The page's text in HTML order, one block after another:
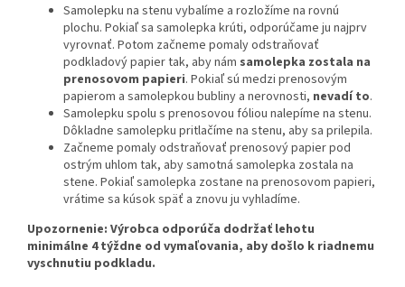
Samolepku na stenu vybalíme a rozložíme na rovnú
plochu. Pokiaľ sa samolepka krúti, odporúčame ju najprv
vyrovnať. Potom začneme pomaly odstraňovať
podkladový papier tak, aby nám samolepka zostala na
prenosovom papieri. Pokiaľ sú medzi prenosovým
papierom a samolepkou bubliny a nerovnosti, nevadí to.
Samolepku spolu s prenosovou fóliou nalepíme na stenu.
Dôkladne samolepku pritlačíme na stenu, aby sa prilepila.
Začneme pomaly odstraňovať prenosový papier pod
ostrým uhlom tak, aby samotná samolepka zostala na
stene. Pokiaľ samolepka zostane na prenosovom papieri,
vrátime sa kúsok späť a znovu ju vyhladíme.
Upozornenie: Výrobca odporúča dodržať lehotu
minimálne 4 týždne od vymaľovania, aby došlo k riadnemu
vyschnutiu podkladu.